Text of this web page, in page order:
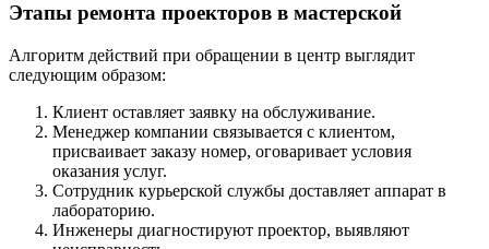
Этапы ремонта проекторов в мастерской
Алгоритм действий при обращении в центр выглядит
следующим образом:
Клиент оставляет заявку на обслуживание.
Менеджер компании связывается с клиентом,
присваивает заказу номер, оговаривает условия
оказания услуг.
Сотрудник курьерской службы доставляет аппарат в
лабораторию.
Инженеры диагностируют проектор, выявляют